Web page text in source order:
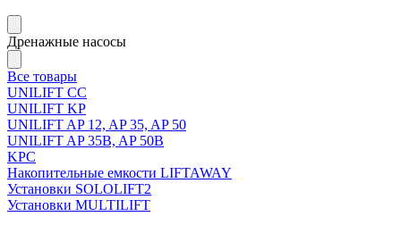
Дренажные насосы
Все товары
UNILIFT CC
UNILIFT KP
UNILIFT AP 12, AP 35, AP 50
UNILIFT AP 35B, AP 50B
KPC
Накопительные емкости LIFTAWAY
Установки SOLOLIFT2
Установки MULTILIFT